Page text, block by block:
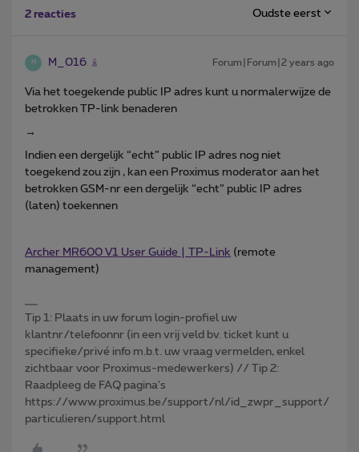
2 reacties Oudste eerst
M M_016 Forum|Forum|2 years ago
Via het toegekende public IP adres kunt u normalerwijze de
betrokken TP-link benaderen
→
Indien een dergelijk “echt” public IP adres nog niet
toegekend zou zijn , kan een Proximus moderator aan het
betrokken GSM-nr een dergelijk “echt” public IP adres
(laten) toekennen
Archer MR600 V1 User Guide | TP-Link (remote
management)
Tip 1: Plaats in uw forum login-profiel uw
klantnr/telefoonnr (in een vrij veld bv. ticket kunt u
specifieke/privé info m.b.t. uw vraag vermelden, enkel
zichtbaar voor Proximus-medewerkers) // Tip 2:
Raadpleeg de FAQ pagina's
https://www.proximus.be/support/nl/id_zwpr_support/
particulieren/support.html